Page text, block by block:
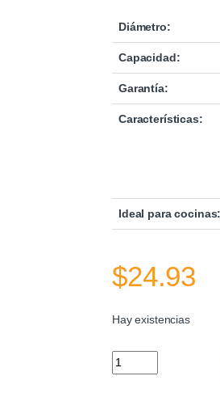
Diámetro:
Capacidad:
Garantía:
Características:
Ideal para cocinas:
$24.93
Hay existencias
Perol Grafito Lite